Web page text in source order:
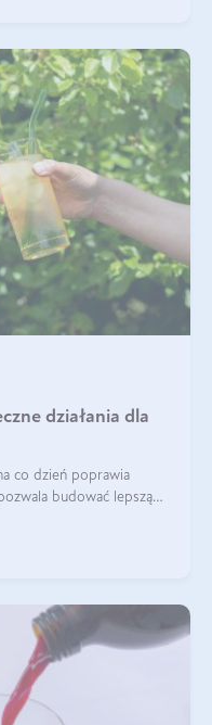
działania dla
co dzień poprawia
budować lepszą